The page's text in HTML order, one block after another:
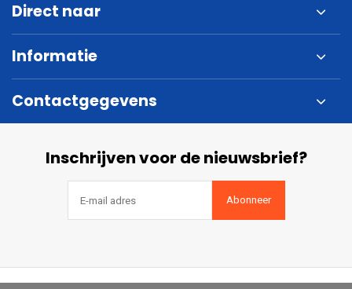
Direct naar
Informatie
Contactgegevens
Inschrijven voor de nieuwsbrief?
Abonneer